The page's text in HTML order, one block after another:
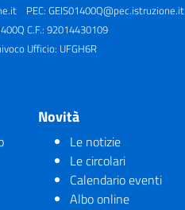
PEC: GEIS01400Q@pec.istruzione.it
C.F.: 92014430109
Ufficio: UFGH6R
Novità
Le notizie
Le circolari
Calendario eventi
Albo online